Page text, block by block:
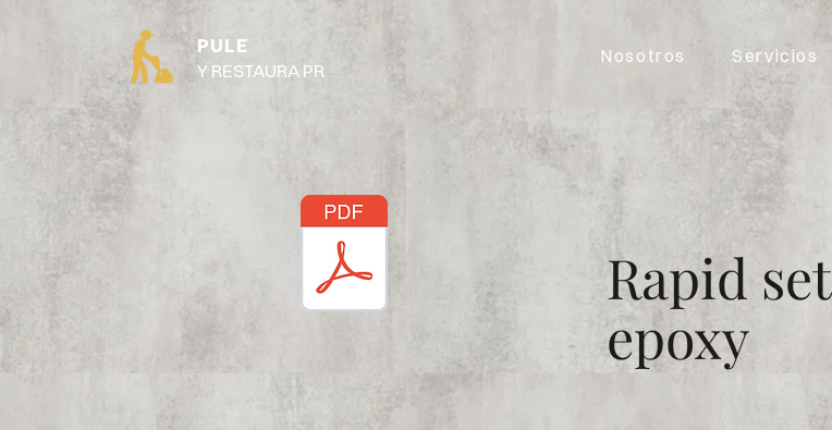
PULE
Y RESTAURA PR
Nosotros Servicios
Rapid set
epoxy